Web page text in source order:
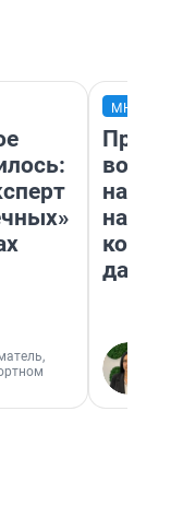
нам
даже